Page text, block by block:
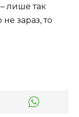
лише так
зараз, то